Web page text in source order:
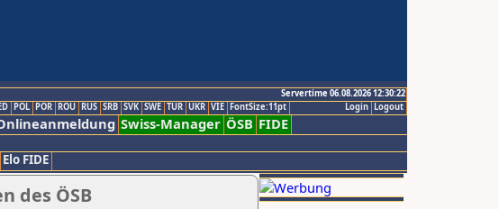
Servertime 06.08.2026 12:30:22
Logout
Login
POL POR ROU RUS SRB SVK SWE TUR UKR VIE FontSize:11pt
Swiss-Manager ÖSB FIDE
Elo FIDE
des ÖSB